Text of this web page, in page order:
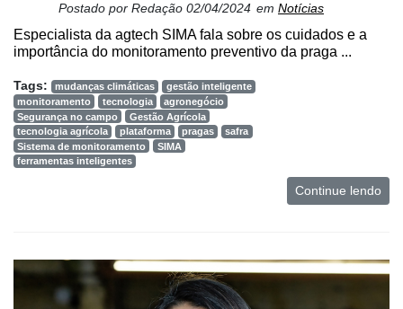
Postado por Redação 02/04/2024 em Notícias
Especialista da agtech SIMA fala sobre os cuidados e a
importância do monitoramento preventivo da praga ...
Tags: mudanças climáticas
gestão inteligente
monitoramento
tecnologia
agronegócio
Segurança no campo
Gestão Agrícola
tecnologia agrícola
plataforma pragas
safra
Sistema de monitoramento
SIMA
ferramentas inteligentes
Continue lendo